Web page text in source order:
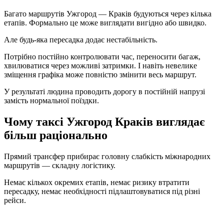
Багато маршрутів Ужгород — Краків будуються через кілька
етапів. Формально це може виглядати вигідно або швидко.
Але будь-яка пересадка додає нестабільність.
Потрібно постійно контролювати час, переносити багаж,
хвилюватися через можливі затримки. І навіть невелике
зміщення графіка може повністю змінити весь маршрут.
У результаті людина проводить дорогу в постійній напрузі
замість нормальної поїздки.
Чому таксі Ужгород Краків виглядає
більш раціонально
Прямий трансфер прибирає головну слабкість міжнародних
маршрутів — складну логістику.
Немає кількох окремих етапів, немає ризику втратити
пересадку, немає необхідності підлаштовуватися під різні
рейси.